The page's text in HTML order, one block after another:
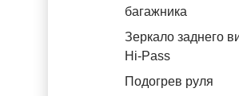
багажника
Зеркало заднего
Hi-Pass
Подогрев руля